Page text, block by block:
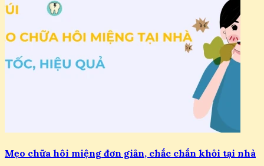
Mẹo chữa hôi miệng đơn giản, chắc chắn khỏi tại nhà